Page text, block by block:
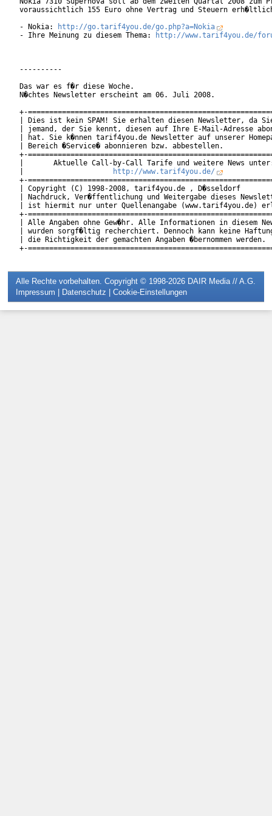
voraussichtlich 155 Euro ohne Vertrag und Steuern
- Nokia:
http://go.tarif4you.de/go.php?a=Nokia
- Ihre Meinung zu diesem Thema:
http://www.tarif4you.de/
----------
Das war es f�r diese Woche.
N�chtes Newsletter erscheint am 06. Juli 2008.
+-
| Dies ist kein SPAM! Sie erhalten diesen Newsletter, da
| jemand, der Sie kennt, diesen auf Ihre E-Mail-Adresse
| hat. Sie k�nnen tarif4you.de Newsletter auf unserer
| Bereich �Service� abonnieren bzw. abbestellen.
+-
|       Aktuelle Call-by-Call Tarife und weitere News
http://www.tarif4you.de/
+-
| Copyright (C) 1998-2008, tarif4you.de , D�sseldorf
| Nachdruck, Ver�ffentlichung und Weitergabe dieses
| ist hiermit nur unter Quellenangabe (www.tarif4you.de)
+-
| Alle Angaben ohne Gew�hr. Alle Informationen in diesem
| wurden sorgf�ltig recherchiert. Dennoch kann keine
| die Richtigkeit der gemachten Angaben �bernommen
Alle Rechte vorbehalten. Copyright © 1998-2026 DAIR Media // A.G.
Impressum | Datenschutz | Cookie-Einstellungen